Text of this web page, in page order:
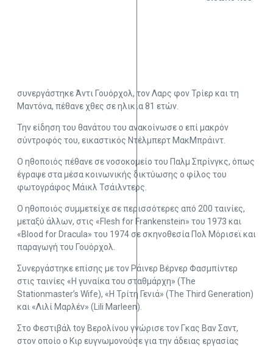
συνεργάστηκε Άντι Γουόρχολ, τον Λαρς φον Τρίερ και τη
Μαντόνα, πέθανε χθες σε ηλικία 81 ετών.
Την είδηση του θανάτου του ανακοίνωσε ο επί μακρόν
σύντροφός του, εικαστικός Ντέλμπερτ ΜακΜπράιντ.
Ο ηθοποιός πέθανε σε νοσοκομείο του Παλμ Σπρίνγκς, όπως
έγραψε στα μέσα κοινωνικής δικτύωσης ο φίλος του
φωτογράφος Μάικλ Τσάιλντερς.
Ο ηθοποιός συμμετείχε σε περισσότερες από 200 ταινίες,
μεταξύ άλλων, στις «Flesh for Frankenstein» του 1973 και
«Blood for Dracula» του 1974 σε σκηνοθεσία Πολ Μόρισεϊ και
παραγωγή του Γουόρχολ.
Συνεργάστηκε επίσης με τον Ράινερ Βέρνερ Φασμπίντερ
στις ταινίες «Η γυναίκα του σταθμάρχη» (The
Stationmaster’s Wife), «Η Τρίτη Γενιά» (The Third Generation)
και «Λιλί Μαρλέν» (Lili Marleen).
Στο Φεστιβάλ toy Βερολίνου γνώρισε τον Γκας Βαν Σαντ,
στον οποίο ο Κιρ ευγνωμονούσε για την άδειας εργασίας